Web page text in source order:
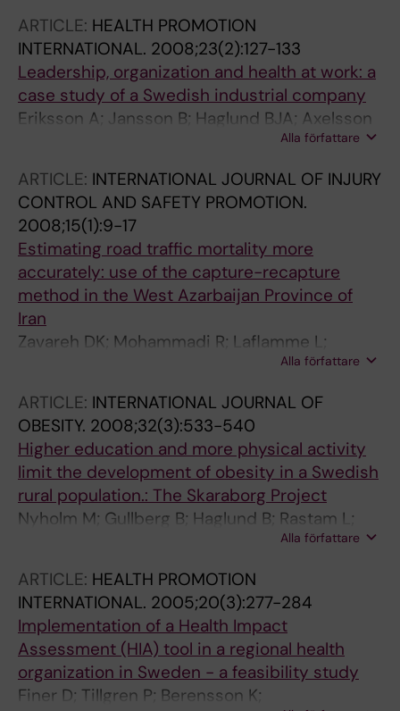
ARTICLE: HEALTH PROMOTION
INTERNATIONAL. 2008;23(2):127-133
Leadership, organization and health at work: a
case study of a Swedish industrial company
Eriksson A; Jansson B; Haglund BJA; Axelsson
Alla författare
ARTICLE: INTERNATIONAL JOURNAL OF INJURY
CONTROL AND SAFETY PROMOTION.
2008;15(1):9-17
Estimating road traffic mortality more
accurately: use of the capture-recapture
method in the West Azarbaijan Province of
Iran
Zavareh DK; Mohammadi R; Laflamme L;
Alla författare
ARTICLE: INTERNATIONAL JOURNAL OF
OBESITY. 2008;32(3):533-540
Higher education and more physical activity
limit the development of obesity in a Swedish
rural population.: The Skaraborg Project
Nyholm M; Gullberg B; Haglund B; Rastam L;
Alla författare
ARTICLE: HEALTH PROMOTION
INTERNATIONAL. 2005;20(3):277-284
Implementation of a Health Impact
Assessment (HIA) tool in a regional health
organization in Sweden - a feasibility study
Finer D; Tillgren P; Berensson K;